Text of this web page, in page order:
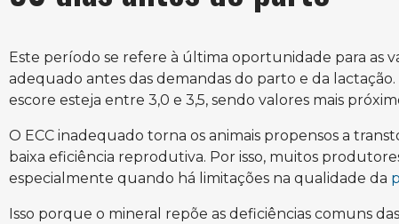
Este período se refere à última oportunidade para as
adequado antes das demandas do parto e da
escore esteja entre 3,0 e 3,5, sendo valores mais
O ECC inadequado torna os animais propensos a
baixa eficiência reprodutiva. Por isso, muitos
especialmente quando há limitações na qualidade da
Isso porque o mineral repõe as deficiências comuns das